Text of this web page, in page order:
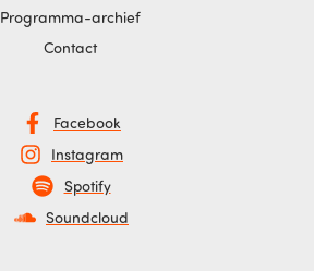
Programma-archief
Contact
Facebook
Instagram
Spotify
Soundcloud